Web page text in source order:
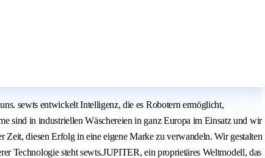
sewts entwickelt Intelligenz, die es Robotern ermöglicht,
sind in industriellen Wäschereien in ganz Europa im Einsatz und wir
Zeit, diesen Erfolg in eine eigene Marke zu verwandeln. Wir gestalten
Technologie steht sewts.JUPITER, ein proprietäres Weltmodell, das